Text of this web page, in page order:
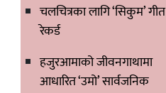
चलचित्रका लागि ‘सिकुम’ गीत
रेकर्ड
हजुरआमाको जीवनगाथामा
आधारित ‘उमो’ सार्वजनिक